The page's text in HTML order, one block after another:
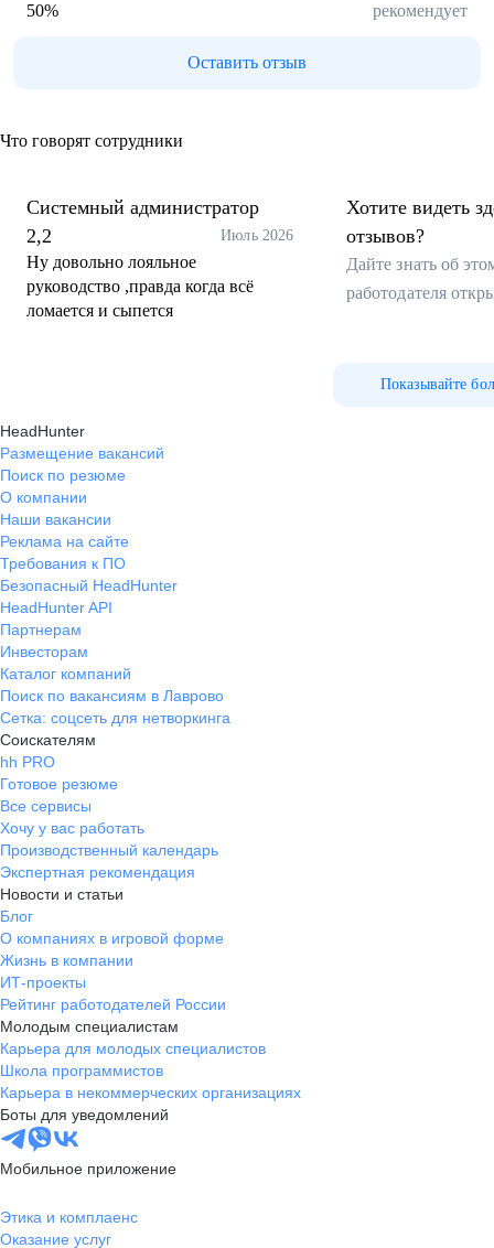
50% рекомендует
Оставить отзыв
Что говорят сотрудники
Системный администратор
2,2
Июль 2026
Ну довольно лояльное
руководство ,правда когда всё
ломается и сыпется
Хотите видеть
отзывов?
Дайте знать об
работодателя
Показывайте
HeadHunter
Размещение вакансий
Поиск по резюме
О компании
Наши вакансии
Реклама на сайте
Требования к ПО
Безопасный HeadHunter
HeadHunter API
Партнерам
Инвесторам
Каталог компаний
Поиск по вакансиям в Лаврово
Сетка: соцсеть для нетворкинга
Соискателям
hh PRO
Готовое резюме
Все сервисы
Хочу у вас работать
Производственный календарь
Экспертная рекомендация
Новости и статьи
Блог
О компаниях в игровой форме
Жизнь в компании
ИТ-проекты
Рейтинг работодателей России
Молодым специалистам
Карьера для молодых специалистов
Школа программистов
Карьера в некоммерческих организациях
Боты для уведомлений
Мобильное приложение
Этика и комплаенс
Оказание услуг